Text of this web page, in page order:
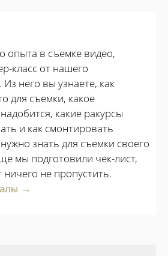
опыта в съемке видео,
класс от нашего
него вы узнаете, как
для съемки, какое
какие ракурсы
и как смонтировать
знать для съемки своего
мы подготовили чек-лист,
не пропустить.
→